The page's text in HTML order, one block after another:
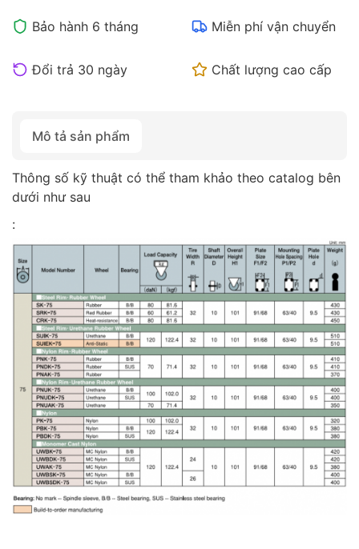
Bảo hành 6 tháng Miễn phí vận chuyển
Đổi trả 30 ngày Chất lượng cao cấp
Mô tả sản phẩm
Thông số kỹ thuật có thể tham khảo theo catalog bên
dưới như sau
: